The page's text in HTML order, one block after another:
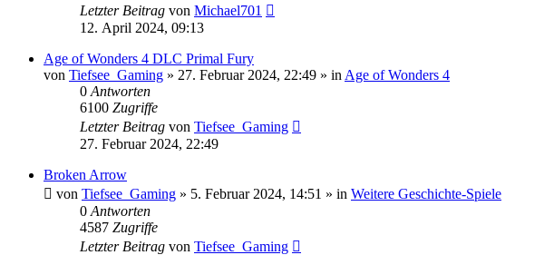
Letzter Beitrag von Michael701
12. April 2024, 09:13
Age of Wonders 4 DLC Primal Fury
von Tiefsee_Gaming » 27. Februar 2024, 22:49 » in Age of Wonders 4
0 Antworten
6100 Zugriffe
Letzter Beitrag von Tiefsee_Gaming
27. Februar 2024, 22:49
Broken Arrow
von Tiefsee_Gaming » 5. Februar 2024, 14:51 » in Weitere Geschichte-Spiele
0 Antworten
4587 Zugriffe
Letzter Beitrag von Tiefsee_Gaming